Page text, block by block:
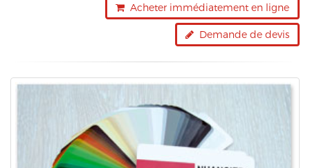
Acheter immédiatement en ligne
Demande de devis